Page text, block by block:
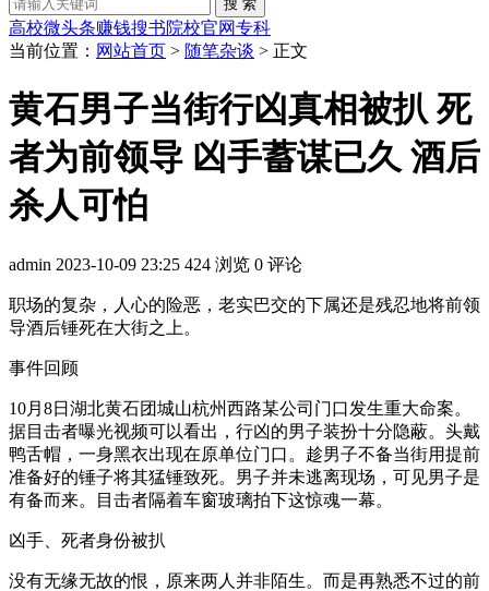
高校微头条赚钱搜书院校官网专科
当前位置： 网站首页 > 随笔杂谈 > 正文
黄石男子当街行凶真相被扒 死
者为前领导 凶手蓄谋已久 酒后
杀人可怕
admin 2023-10-09 23:25 424 浏览 0 评论
职场的复杂，人心的险恶，老实巴交的下属还是残忍地将前领
导酒后锤死在大街之上。
事件回顾
10月8日湖北黄石团城山杭州西路某公司门口发生重大命案。
据目击者曝光视频可以看出，行凶的男子装扮十分隐蔽。头戴
鸭舌帽，一身黑衣出现在原单位门口。趁男子不备当街用提前
准备好的锤子将其猛锤致死。男子并未逃离现场，可见男子是
有备而来。目击者隔着车窗玻璃拍下这惊魂一幕。
凶手、死者身份被扒
没有无缘无故的恨，原来两人并非陌生。而是再熟悉不过的前